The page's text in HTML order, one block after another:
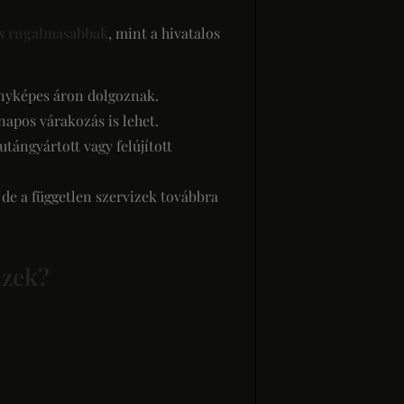
, mint a hivatalos
áron dolgoznak.
várakozás is lehet.
vagy felújított
a független szervizek továbbra